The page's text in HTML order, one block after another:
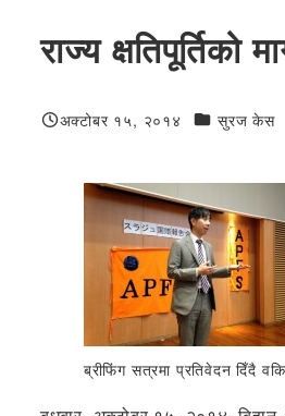
राज्य क्षतिपूर्तिको
प्रकाशित
अक्टोबर १५, २०१४ जन्मदिनको
सुरज केस
ब्रीफिंग सत्रमा प्रतिवेदन दिँदै